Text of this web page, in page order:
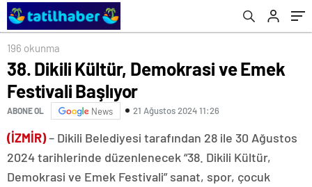
196 okunma
38. Dikili Kültür, Demokrasi ve Emek
Festivali Başlıyor
ABONE OL News 21 Ağustos 2024 11:26
(İZMİR)– Dikili Belediyesi tarafından 28 ile 30 Ağustos
2024 tarihlerinde düzenlenecek “38. Dikili Kültür,
Demokrasi ve Emek Festivali” sanat, spor, çocuk